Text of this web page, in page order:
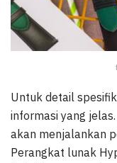
Untuk detail
informasi yang
akan menjalankan
Perangkat lunak